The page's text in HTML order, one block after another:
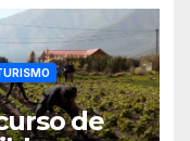
de